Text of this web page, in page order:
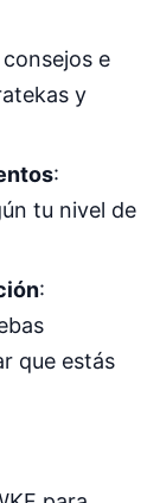
e
y
:
tu nivel de
:
que estás